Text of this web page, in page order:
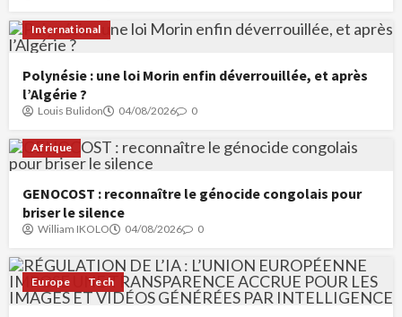
International
Polynésie : une loi Morin enfin déverrouillée, et après
l’Algérie ?
Louis Bulidon 04/08/2026 0
Afrique
GENOCOST : reconnaître le génocide congolais pour
briser le silence
William IKOLO 04/08/2026 0
Europe Tech